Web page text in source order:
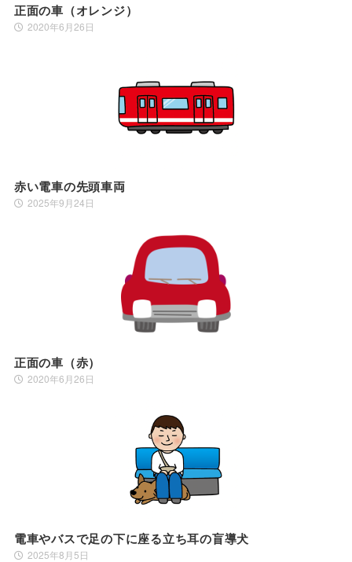
正面の車（オレンジ）
2020年6月26日
赤い電車の先頭車両
2025年9月24日
正面の車（赤）
2020年6月26日
電車やバスで足の下に座る立ち耳の盲導犬
2025年8月5日